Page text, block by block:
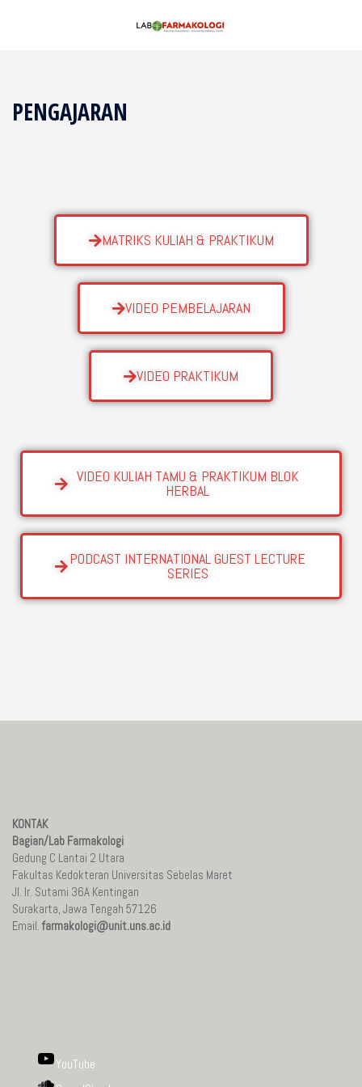
PENGAJARAN
MATRIKS KULIAH & PRAKTIKUM
VIDEO PEMBELAJARAN
VIDEO PRAKTIKUM
VIDEO KULIAH TAMU & PRAKTIKUM BLOK
HERBAL
PODCAST INTERNATIONAL GUEST LECTURE
SERIES
KONTAK
Bagian/Lab Farmakologi
Gedung C Lantai 2 Utara
Fakultas Kedokteran Universitas Sebelas Maret
Jl. Ir. Sutami 36A Kentingan
Surakarta, Jawa Tengah 57126
Email.farmakologi@unit.uns.ac.id
YouTube